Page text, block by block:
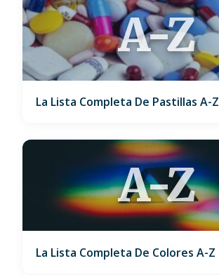
A-Z
La Lista Completa De Pastillas A-Z
A-Z
La Lista Completa De Colores A-Z